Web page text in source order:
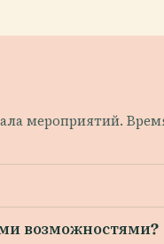
мероприятий.
возможностями?